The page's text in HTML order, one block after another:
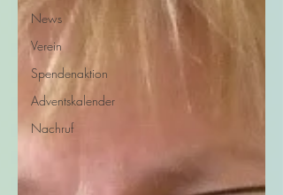
News
Verein
Spendenaktion
Adventskalender
Nachruf